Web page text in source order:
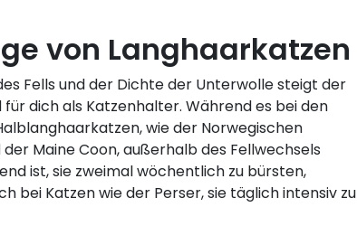
von Langhaarkatzen
Fells und der Dichte der Unterwolle steigt der
dich als Katzenhalter. Während es bei den
wie der Norwegischen
Maine Coon, außerhalb des Fellwechsels
ist, sie zweimal wöchentlich zu bürsten,
bei Katzen wie der Perser, sie täglich intensiv zu